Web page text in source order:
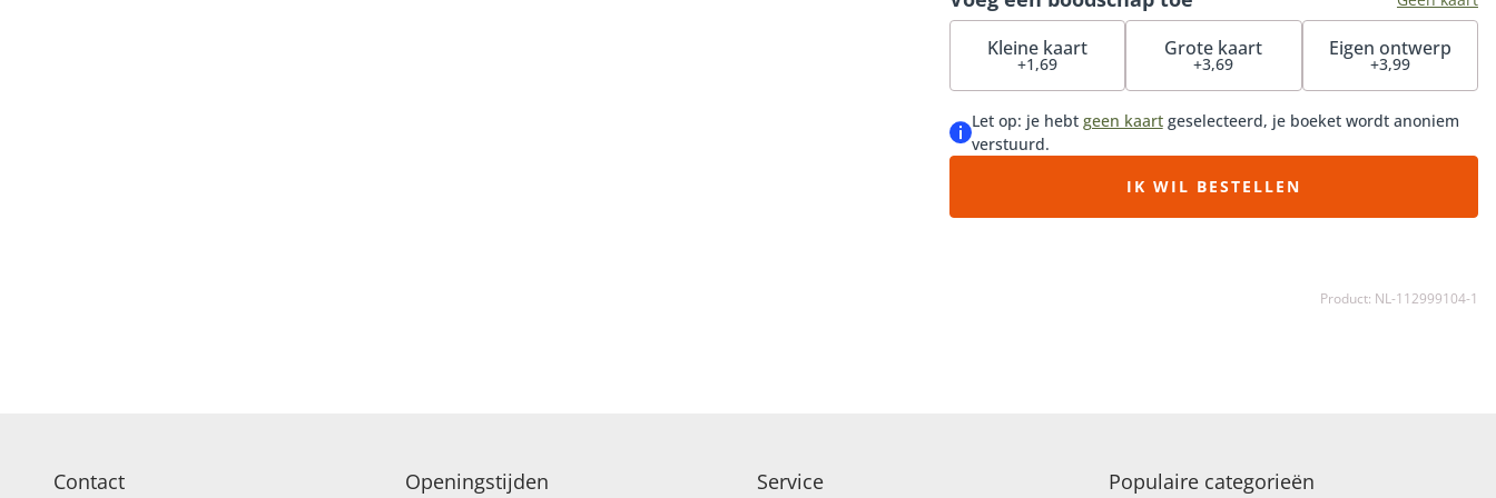
kan de samenstelling iets afwijken van het voorbeeld,
afhankelijk van de beschikbaarheid.
Kleine kaart
+1,69
Grote kaart
+3,69
Eigen ontwerp
+3,99
Let op: je hebt geen kaartgeselecteerd, je boeket wordt anoniem
verstuurd.
IK WIL BESTELLEN
Product: NL-112999104-1
Contact Openingstijden Service Populaire categorieën